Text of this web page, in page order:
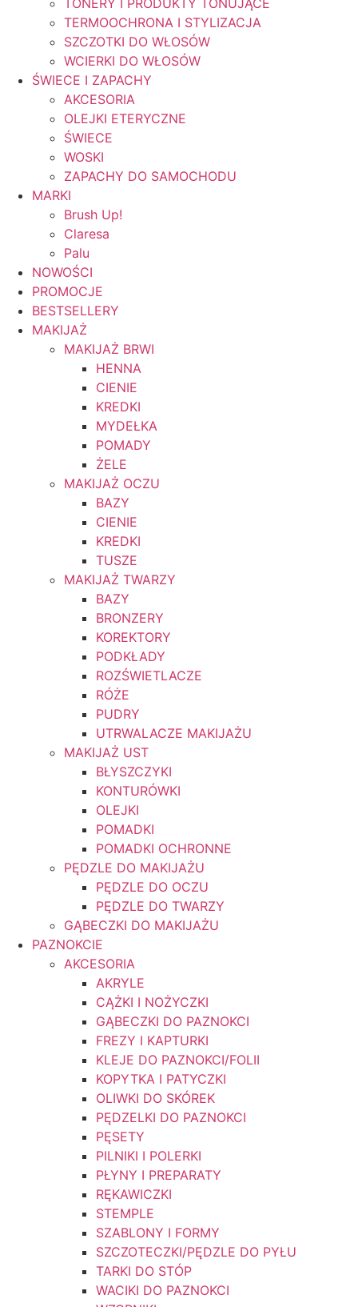
TONERY I PRODUKTY TONUJĄCE
TERMOOCHRONA I STYLIZACJA
SZCZOTKI DO WŁOSÓW
WCIERKI DO WŁOSÓW
ŚWIECE I ZAPACHY
AKCESORIA
OLEJKI ETERYCZNE
ŚWIECE
WOSKI
ZAPACHY DO SAMOCHODU
MARKI
Brush Up!
Claresa
Palu
NOWOŚCI
PROMOCJE
BESTSELLERY
MAKIJAŻ
MAKIJAŻ BRWI
HENNA
CIENIE
KREDKI
MYDEŁKA
POMADY
ŻELE
MAKIJAŻ OCZU
BAZY
CIENIE
KREDKI
TUSZE
MAKIJAŻ TWARZY
BAZY
BRONZERY
KOREKTORY
PODKŁADY
ROZŚWIETLACZE
RÓŻE
PUDRY
UTRWALACZE MAKIJAŻU
MAKIJAŻ UST
BŁYSZCZYKI
KONTURÓWKI
OLEJKI
POMADKI
POMADKI OCHRONNE
PĘDZLE DO MAKIJAŻU
PĘDZLE DO OCZU
PĘDZLE DO TWARZY
GĄBECZKI DO MAKIJAŻU
PAZNOKCIE
AKCESORIA
AKRYLE
CĄŻKI I NOŻYCZKI
GĄBECZKI DO PAZNOKCI
FREZY I KAPTURKI
KLEJE DO PAZNOKCI/FOLII
KOPYTKA I PATYCZKI
OLIWKI DO SKÓREK
PĘDZELKI DO PAZNOKCI
PĘSETY
PILNIKI I POLERKI
PŁYNY I PREPARATY
RĘKAWICZKI
STEMPLE
SZABLONY I FORMY
SZCZOTECZKI/PĘDZLE DO PYŁU
TARKI DO STÓP
WACIKI DO PAZNOKCI